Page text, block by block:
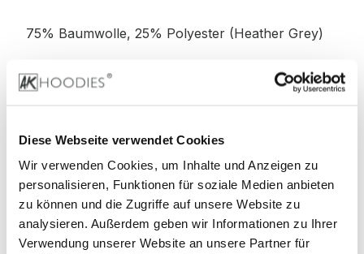
Diese Webseite verwendet Cookies
Wir verwenden Cookies, um Inhalte und Anzeigen zu
personalisieren, Funktionen für soziale Medien anbieten
zu können und die Zugriffe auf unsere Website zu
analysieren. Außerdem geben wir Informationen zu Ihrer
Verwendung unserer Website an unsere Partner für
75% Baumwolle, 25% Polyester (Heather Grey)
52% Baumwolle, 48% Polyester (Charcoal)
Heather)
Stoffgewicht : 280 g/m²